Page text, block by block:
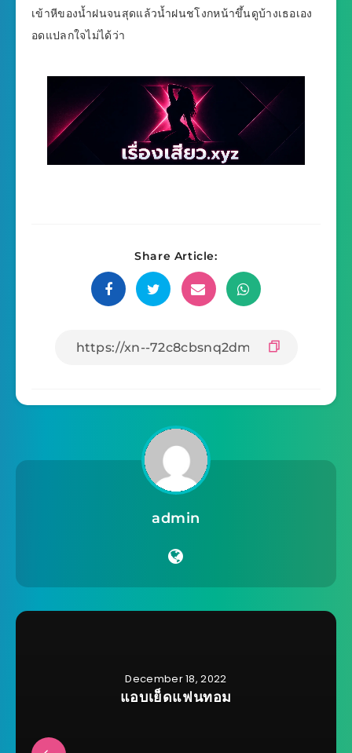
Share Article:
admin
December 18, 2022
แอบเย็ดแฟนทอม